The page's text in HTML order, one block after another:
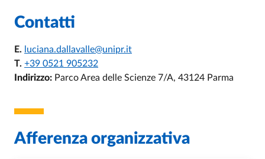
Contatti
E.
luciana.dallavalle@unipr.it
T. +39 0521 905232
Indirizzo: Parco Area delle Scienze 7/A, 43124 Parma
Afferenza organizzativa